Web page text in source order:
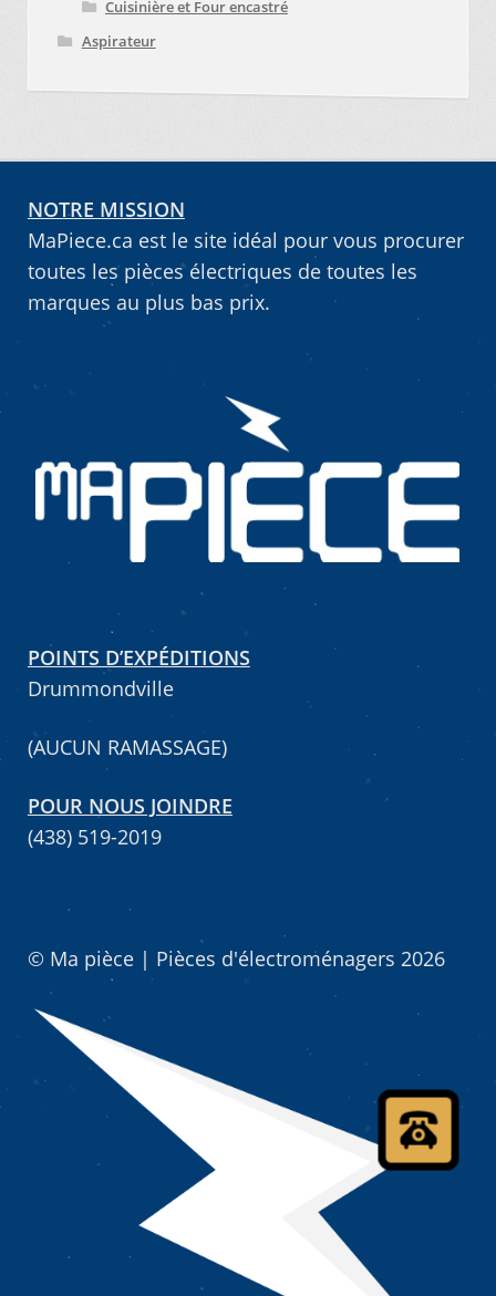
Cuisinière et Four encastré
Aspirateur
NOTRE MISSION
MaPiece.ca est le site idéal pour vous procurer
toutes les pièces électriques de toutes les
marques au plus bas prix.
POINTS D’EXPÉDITIONS
Drummondville
(AUCUN RAMASSAGE)
POUR NOUS JOINDRE
(438) 519-2019
© Ma pièce | Pièces d'électroménagers 2026